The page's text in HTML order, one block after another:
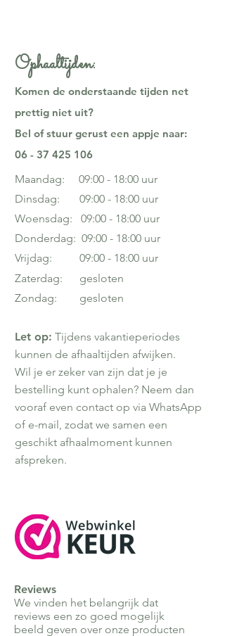
Ophaaltijden:
Komen de onderstaande tijden net
prettig niet uit?
Bel of stuur gerust een appje naar:
06 - 37 425 106
Maandag: 09:00 - 18:00 uur
Dinsdag: 09:00 - 18:00 uur
Woensdag: 09:00 - 18:00 uur
Donderdag: 09:00 - 18:00 uur
Vrijdag:
09:00 - 18:00 uur
Zaterdag: gesloten
Zondag: gesloten
Let op: Tijdens vakantieperiodes
kunnen de afhaaltijden afwijken.
Wil je er zeker van zijn dat je je
bestelling kunt ophalen? Neem dan
vooraf even contact op via WhatsApp
of e-mail, zodat we samen een
geschikt afhaalmoment kunnen
afspreken.
Reviews
We vinden het belangrijk dat
reviews een zo goed mogelijk
beeld geven over onze producten